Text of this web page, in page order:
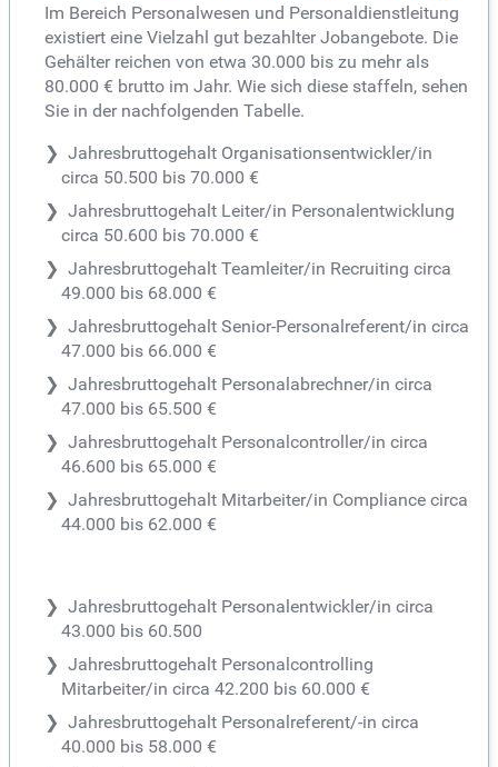
Im Bereich Personalwesen und Personaldienstleitung
existiert eine Vielzahl gut bezahlter Jobangebote. Die
Gehälter reichen von etwa 30.000 bis zu mehr als
80.000 € brutto im Jahr. Wie sich diese staffeln, sehen
Sie in der nachfolgenden Tabelle.
Jahresbruttogehalt Organisationsentwickler/in
circa 50.500 bis 70.000 €
Jahresbruttogehalt Leiter/in Personalentwicklung
circa 50.600 bis 70.000 €
Jahresbruttogehalt Teamleiter/in Recruiting circa
49.000 bis 68.000 €
Jahresbruttogehalt Senior-Personalreferent/in circa
47.000 bis 66.000 €
Jahresbruttogehalt Personalabrechner/in circa
47.000 bis 65.500 €
Jahresbruttogehalt Personalcontroller/in circa
46.600 bis 65.000 €
Jahresbruttogehalt Mitarbeiter/in Compliance circa
44.000 bis 62.000 €
Jahresbruttogehalt Personalentwickler/in circa
43.000 bis 60.500
Jahresbruttogehalt Personalcontrolling
Mitarbeiter/in circa 42.200 bis 60.000 €
Jahresbruttogehalt Personalreferent/-in circa
40.000 bis 58.000 €